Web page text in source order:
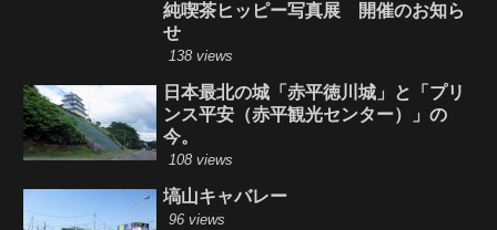
純喫茶ヒッピー写真展 開催のお知ら
せ
138 views
日本最北の城「赤平徳川城」と「プリ
ンス平安（赤平観光センター）」の
今。
108 views
塙山キャバレー
96 views